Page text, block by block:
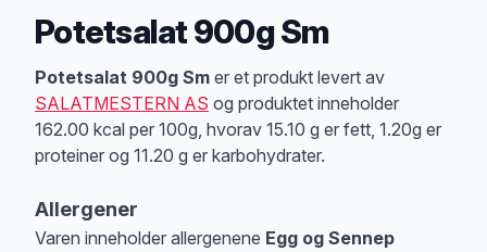
Potetsalat 900g Sm
Produktbeskrivelse
Potetsalat 900g Sm er et produkt levert av
SALATMESTERN AS og produktet inneholder
162.00 kcal per 100g, hvorav 15.10 g er fett, 1.20g er
proteiner og 11.20 g er karbohydrater.
Allergener
Varen inneholder allergenene Egg og Sennep